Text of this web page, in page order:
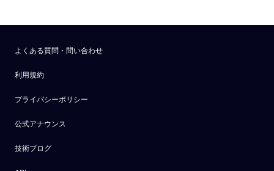
よくある質問・問い合わせ
利用規約
プライバシーポリシー
公式アナウンス
技術ブログ